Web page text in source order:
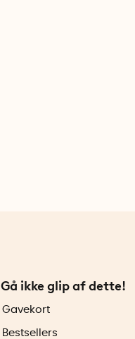
Gå ikke glip af dette!
Gavekort
Bestsellers